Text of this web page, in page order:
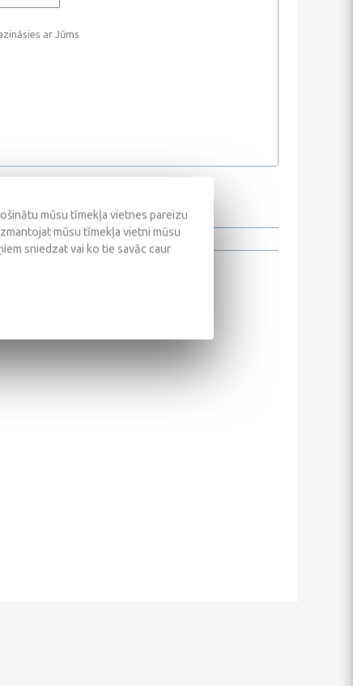
ar Jūms
mūsu tīmekļa vietnes pareizu
mūsu tīmekļa vietni mūsu
sniedzat vai ko tie savāc caur